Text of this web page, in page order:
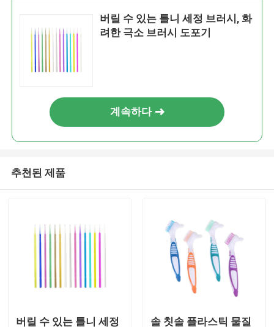
버릴 수 있는 틀니 세정 브러시, 화
려한 극소 브러시 도포기
계속하다
추천된 제품
버릴 수 있는 틀니 세정
솔 칫솔 플라스틱 물질